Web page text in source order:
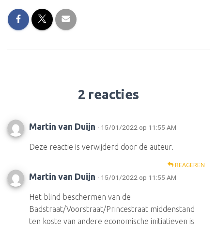
2 reacties
Martin van Duijn · 15/01/2022 op 11:55 AM
Deze reactie is verwijderd door de auteur.
REAGEREN
Martin van Duijn · 15/01/2022 op 11:55 AM
Het blind beschermen van de
Badstraat/Voorstraat/Princestraat middenstand
ten koste van andere economische initiatieven is